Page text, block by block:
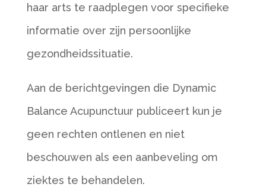
haar arts te raadplegen voor specifieke
informatie over zijn persoonlijke
gezondheidssituatie.
Aan de berichtgevingen die Dynamic
Balance Acupunctuur publiceert kun je
geen rechten ontlenen en niet
beschouwen als een aanbeveling om
ziektes te behandelen.